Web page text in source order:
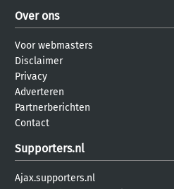
Over ons
Voor webmasters
Disclaimer
Privacy
Adverteren
Partnerberichten
Contact
Supporters.nl
Ajax.supporters.nl